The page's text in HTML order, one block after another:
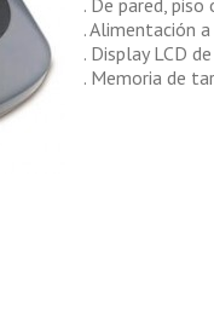
. De pared,
. Alimentación
. Display LCD
. Memoria de